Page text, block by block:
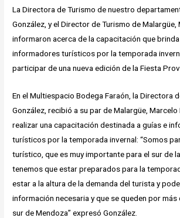
La Directora de Turismo de nuestro
González, y el Director de Turismo de Malargüe,
informaron acerca de la capacitación que
informadores turísticos por la temporada
participar de una nueva edición de la Fiesta
En el Multiespacio Bodega Faraón, la Directora
González, recibió a su par de Malargüe, Marcelo
realizar una capacitación destinada a guías e
turísticos por la temporada invernal: “Somos
turístico, que es muy importante para el sur de
tenemos que estar preparados para la
estar a la altura de la demanda del turista y
información necesaria y que se queden por
sur de Mendoza” expresó González.